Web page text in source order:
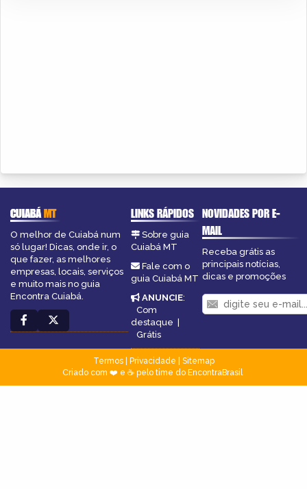
CUIABÁMT
O melhor de Cuiabá num
só lugar! Dicas, onde ir, o
que fazer, as melhores
empresas, locais, serviços
e muito mais no guia
Encontra Cuiabá.
LINKS RÁPIDOS
Sobre guia
Cuiabá MT
Fale com o
guia Cuiabá MT
ANUNCIE:
Com
destaque |
Grátis
NOVIDADES POR E-
MAIL
Receba grátis as
principais notícias,
dicas e promoções
Termos| Privacidade
Sitemap
Criado com ❤️ e ☕ pelo time do EncontraBrasil